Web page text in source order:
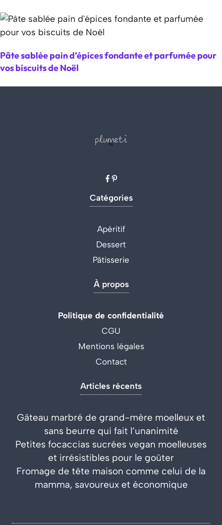
Pâte sablée pain d’épices fondante et parfumée pour
vos biscuits de Noël
Catégories
Apéritif
Dessert
Pâtisserie
À propos
Politique de confidentialité
CGU
Mentions légales
Contact
Articles récents
Gâteau marbré de grand-mère moelleux et
sans beurre qui fait l’unanimité
Petites focaccias sucrées vegan moelleuses
et irrésistibles pour le goûter
Fromage de tête maison comme celui de la
mamma, savoureux et économique